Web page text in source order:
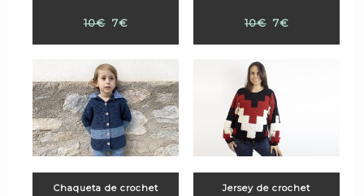
10€ 7€ 10€ 7€
Chaqueta de crochet
Jersey de crochet